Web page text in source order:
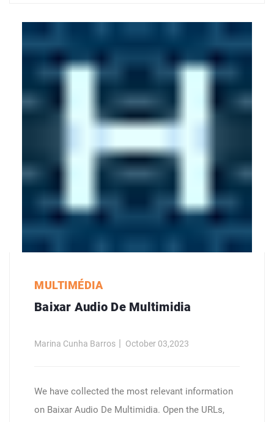
MULTIMÉDIA
Baixar Audio De Multimidia
Marina Cunha Barros October 03,2023
We have collected the most relevant information
on Baixar Audio De Multimidia. Open the URLs,